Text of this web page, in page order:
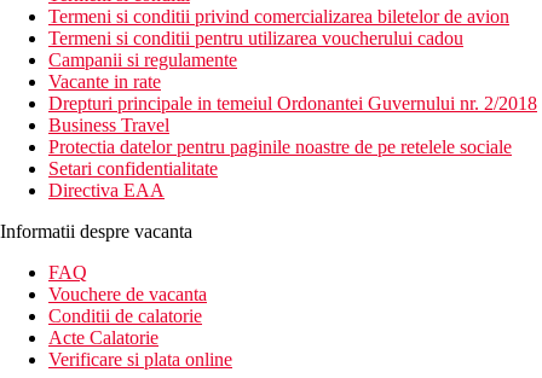
Termeni si conditii privind comercializarea biletelor de avion
Termeni si conditii pentru utilizarea voucherului cadou
Campanii si regulamente
Vacante in rate
Drepturi principale in temeiul Ordonantei Guvernului nr. 2/2018
Business Travel
Protectia datelor pentru paginile noastre de pe retelele sociale
Setari confidentialitate
Directiva EAA
Informatii despre vacanta
FAQ
Vouchere de vacanta
Conditii de calatorie
Acte Calatorie
Verificare si plata online